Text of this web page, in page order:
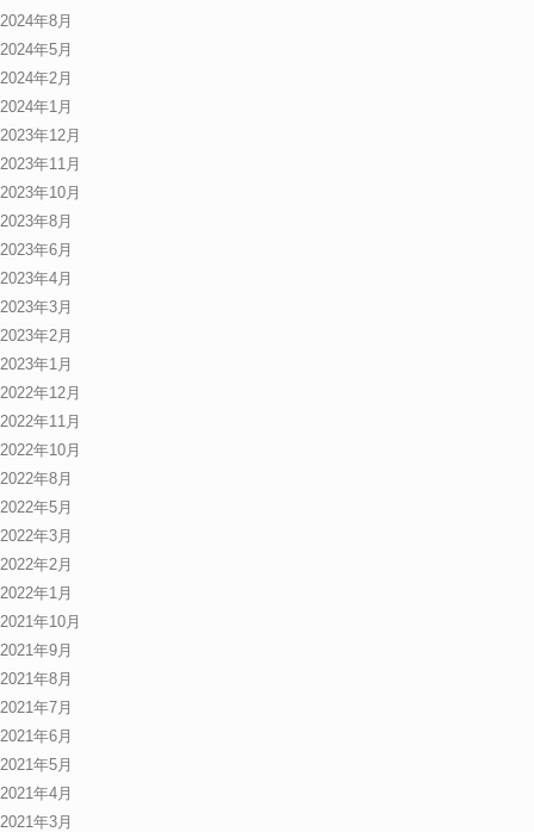
2024年8月
2024年5月
2024年2月
2024年1月
2023年12月
2023年11月
2023年10月
2023年8月
2023年6月
2023年4月
2023年3月
2023年2月
2023年1月
2022年12月
2022年11月
2022年10月
2022年8月
2022年5月
2022年3月
2022年2月
2022年1月
2021年10月
2021年9月
2021年8月
2021年7月
2021年6月
2021年5月
2021年4月
2021年3月